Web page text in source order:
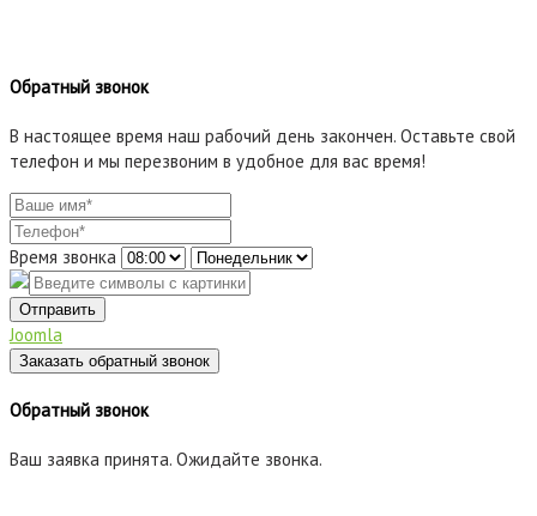
Обратный звонок
В настоящее время наш рабочий день закончен. Оставьте свой
телефон и мы перезвоним в удобное для вас время!
Время звонка
Отправить
Joomla
Заказать обратный звонок
Обратный звонок
Ваш заявка принята. Ожидайте звонка.